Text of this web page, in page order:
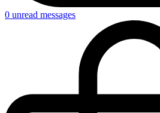
0 unread messages